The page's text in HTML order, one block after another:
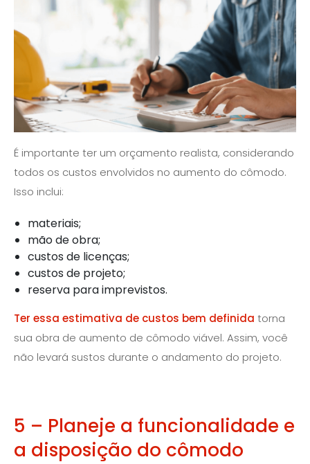
É importante ter um orçamento realista, considerando
todos os custos envolvidos no aumento do cômodo.
Isso inclui:
materiais;
mão de obra;
custos de licenças;
custos de projeto;
reserva para imprevistos.
Ter essa estimativa de custos bem definida torna
sua obra de aumento de cômodo viável. Assim, você
não levará sustos durante o andamento do projeto.
5 – Planeje a funcionalidade e
a disposição do cômodo